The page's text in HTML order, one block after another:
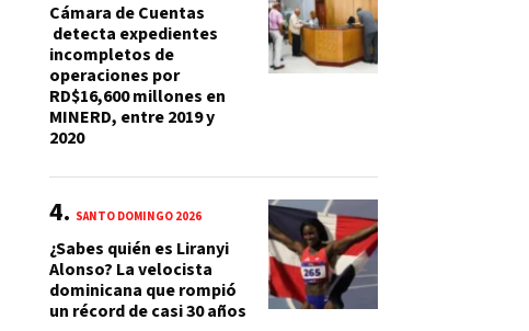
Cámara de Cuentas
detecta expedientes
incompletos de
operaciones por
RD$16,600 millones en
MINERD, entre 2019 y
2020
SANTO DOMINGO 2026
¿Sabes quién es Liranyi
Alonso? La velocista
dominicana que rompió
un récord de casi 30 años